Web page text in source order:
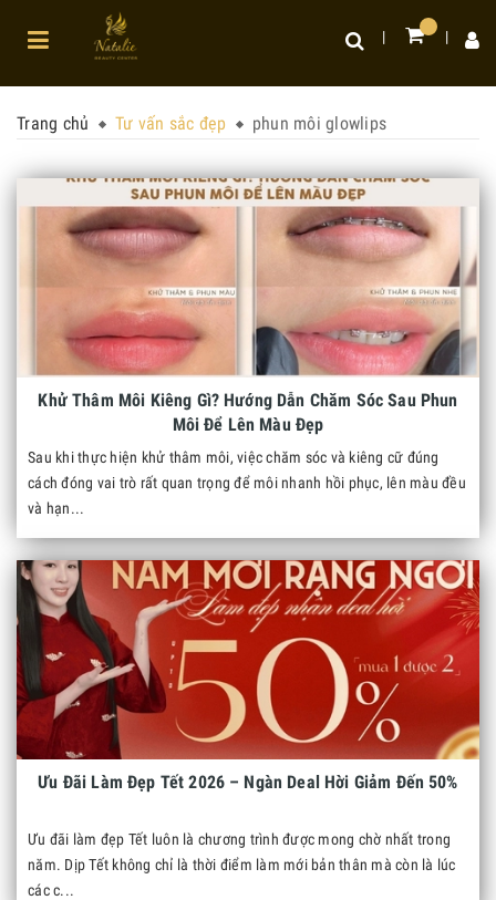
Trang chủ Tư vấn sắc đẹp phun môi glowlips
Khử Thâm Môi Kiêng Gì? Hướng Dẫn Chăm Sóc Sau Phun
Môi Để Lên Màu Đẹp
Sau khi thực hiện khử thâm môi, việc chăm sóc và kiêng cữ đúng
cách đóng vai trò rất quan trọng để môi nhanh hồi phục, lên màu đều
và hạn...
Ưu Đãi Làm Đẹp Tết 2026 – Ngàn Deal Hời Giảm Đến 50%
Ưu đãi làm đẹp Tết luôn là chương trình được mong chờ nhất trong
năm. Dịp Tết không chỉ là thời điểm làm mới bản thân mà còn là lúc
các c...